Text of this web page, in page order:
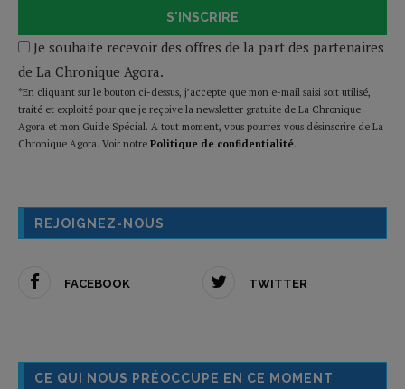
S'INSCRIRE
Je souhaite recevoir des offres de la part des partenaires
de La Chronique Agora.
*En cliquant sur le bouton ci-dessus, j’accepte que mon e-mail saisi soit utilisé,
traité et exploité pour que je reçoive la newsletter gratuite de La Chronique
Agora et mon Guide Spécial. A tout moment, vous pourrez vous désinscrire de La
Chronique Agora. Voir notre Politique de confidentialité.
REJOIGNEZ-NOUS
FACEBOOK TWITTER
CE QUI NOUS PRÉOCCUPE EN CE MOMENT